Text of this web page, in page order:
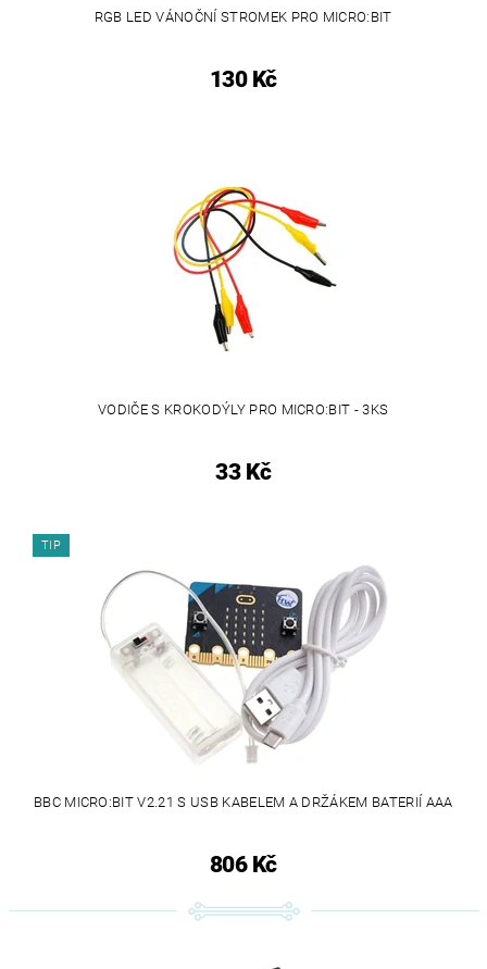
RGB LED VÁNOČNÍ STROMEK PRO MICRO:BIT
130 Kč
VODIČE S KROKODÝLY PRO MICRO:BIT - 3KS
33 Kč
TIP
BBC MICRO:BIT V2.21 S USB KABELEM A DRŽÁKEM BATERIÍ AAA
806 Kč